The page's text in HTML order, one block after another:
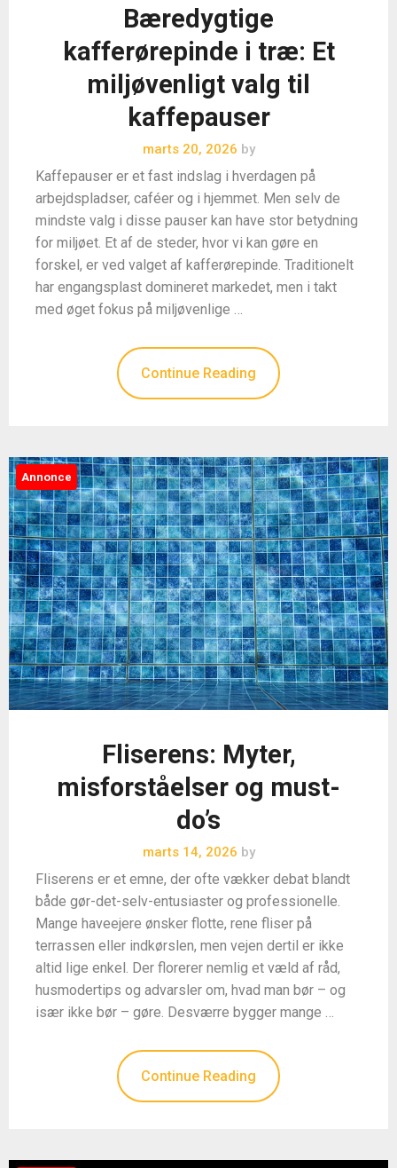
Bæredygtige
kafferørepinde i træ: Et
miljøvenligt valg til
kaffepauser
marts 20, 2026 by
Kaffepauser er et fast indslag i hverdagen på
arbejdspladser, caféer og i hjemmet. Men selv de
mindste valg i disse pauser kan have stor betydning
for miljøet. Et af de steder, hvor vi kan gøre en
forskel, er ved valget af kafferørepinde. Traditionelt
har engangsplast domineret markedet, men i takt
med øget fokus på miljøvenlige …
Continue Reading
Annonce
Fliserens: Myter,
misforståelser og must-
do’s
marts 14, 2026 by
Fliserens er et emne, der ofte vækker debat blandt
både gør-det-selv-entusiaster og professionelle.
Mange haveejere ønsker flotte, rene fliser på
terrassen eller indkørslen, men vejen dertil er ikke
altid lige enkel. Der florerer nemlig et væld af råd,
husmodertips og advarsler om, hvad man bør – og
især ikke bør – gøre. Desværre bygger mange …
Continue Reading